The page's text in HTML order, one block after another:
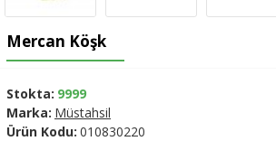
Mercan Köşk
Stokta: 9999
Marka: Müstahsil
Ürün Kodu: 010830220